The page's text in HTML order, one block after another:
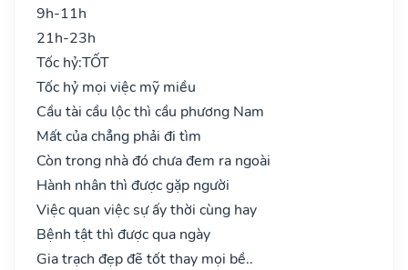
9h-11h
21h-23h
Tốc hỷ:TỐT
Tốc hỷ mọi việc mỹ miều
Cầu tài cầu lộc thì cầu phương Nam
Mất của chẳng phải đi tìm
Còn trong nhà đó chưa đem ra ngoài
Hành nhân thì được gặp người
Việc quan việc sự ấy thời cùng hay
Bệnh tật thì được qua ngày
Gia trạch đẹp đẽ tốt thay mọi bề..